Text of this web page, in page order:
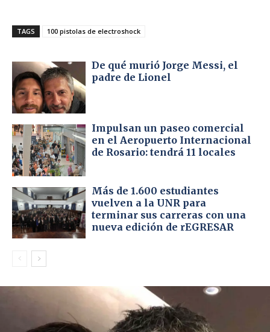
TAGS 100 pistolas de electroshock
De qué murió Jorge Messi, el
padre de Lionel
Impulsan un paseo comercial
en el Aeropuerto Internacional
de Rosario: tendrá 11 locales
Más de 1.600 estudiantes
vuelven a la UNR para
terminar sus carreras con una
nueva edición de rEGRESAR